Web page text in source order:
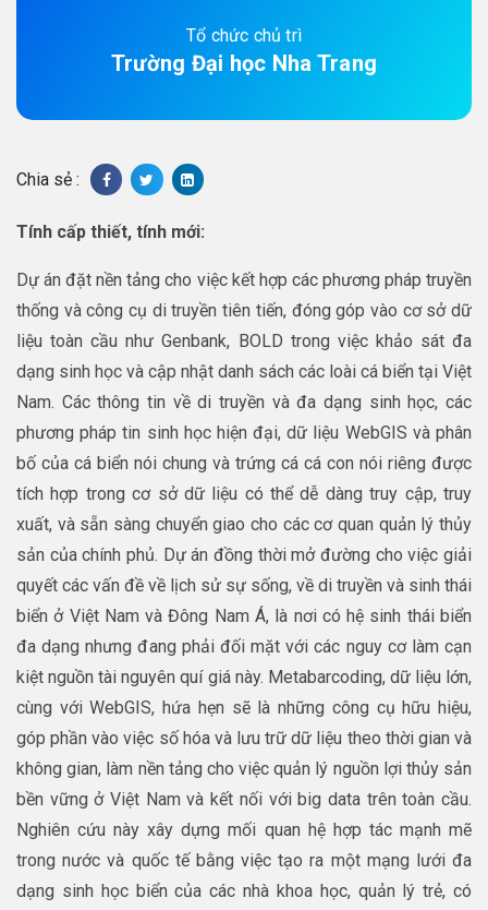
Tổ chức chủ trì
Trường Đại học Nha Trang
Chia sẻ :
Tính cấp thiết, tính mới:
Dự án đặt nền tảng cho việc kết hợp các phương pháp truyền
thống và công cụ di truyền tiên tiến, đóng góp vào cơ sở dữ
liệu toàn cầu như Genbank, BOLD trong việc khảo sát đa
dạng sinh học và cập nhật danh sách các loài cá biển tại Việt
Nam. Các thông tin về di truyền và đa dạng sinh học, các
phương pháp tin sinh học hiện đại, dữ liệu WebGIS và phân
bố của cá biển nói chung và trứng cá cá con nói riêng được
tích hợp trong cơ sở dữ liệu có thể dễ dàng truy cập, truy
xuất, và sẵn sàng chuyển giao cho các cơ quan quản lý thủy
sản của chính phủ. Dự án đồng thời mở đường cho việc giải
quyết các vấn đề về lịch sử sự sống, về di truyền và sinh thái
biển ở Việt Nam và Đông Nam Á, là nơi có hệ sinh thái biển
đa dạng nhưng đang phải đối mặt với các nguy cơ làm cạn
kiệt nguồn tài nguyên quí giá này. Metabarcoding, dữ liệu lớn,
cùng với WebGIS, hứa hẹn sẽ là những công cụ hữu hiệu,
góp phần vào việc số hóa và lưu trữ dữ liệu theo thời gian và
không gian, làm nền tảng cho việc quản lý nguồn lợi thủy sản
bền vững ở Việt Nam và kết nối với big data trên toàn cầu.
Nghiên cứu này xây dựng mối quan hệ hợp tác mạnh mẽ
trong nước và quốc tế bằng việc tạo ra một mạng lưới đa
dạng sinh học biển của các nhà khoa học, quản lý trẻ, có